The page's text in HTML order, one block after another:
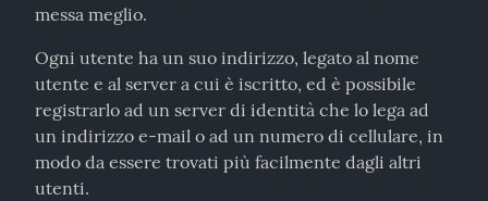
messa meglio.
Ogni utente ha un suo indirizzo, legato al nome
utente e al server a cui è iscritto, ed è possibile
registrarlo ad un server di identità che lo lega ad
un indirizzo e-mail o ad un numero di cellulare, in
modo da essere trovati più facilmente dagli altri
utenti.